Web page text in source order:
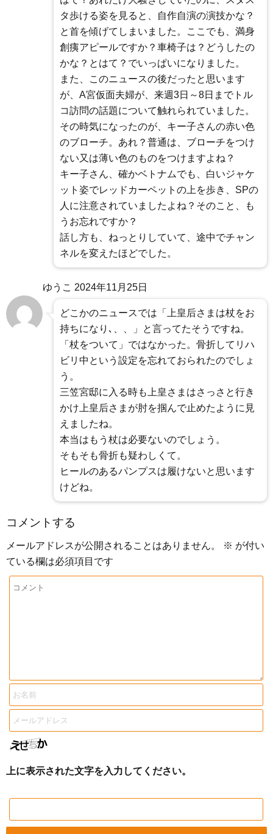
タ歩ける姿を見ると、自作自演の演技かな？
と首を傾げてしまいました。ここでも、満身
創痍アピールですか？車椅子は？どうしたの
かな？とはて？でいっぱいになりました。
また、このニュースの後だったと思います
が、A宮仮面夫婦が、来週3日～8日までトル
コ訪問の話題について触れられていました。
その時気になったのが、キー子さんの赤い色
のブローチ。あれ？普通は、ブローチをつけ
ない又は薄い色のものをつけますよね？
キー子さん、確かベトナムでも、白いジャケ
ット姿でレッドカーペットの上を歩き、SPの
人に注意されていましたよね？そのこと、も
うお忘れですか？
話し方も、ねっとりしていて、途中でチャン
ネルを変えたほどでした。
ゆうこ 2024年11月25日
どこかのニュースでは「上皇后さまは杖をお
持ちになり､、、」と言ってたそうですね。
「杖をついて」ではなかった。骨折してリハ
ビリ中という設定を忘れておられたのでしょ
う。
三笠宮邸に入る時も上皇さまはさっさと行き
かけ上皇后さまが肘を掴んで止めたように見
えましたね。
本当はもう杖は必要ないのでしょう。
そもそも骨折も疑わしくて。
ヒールのあるパンプスは履けないと思います
けどね。
コメントする
メールアドレスが公開されることはありません。 ※ が付い
ている欄は必須項目です
上に表示された文字を入力してください。